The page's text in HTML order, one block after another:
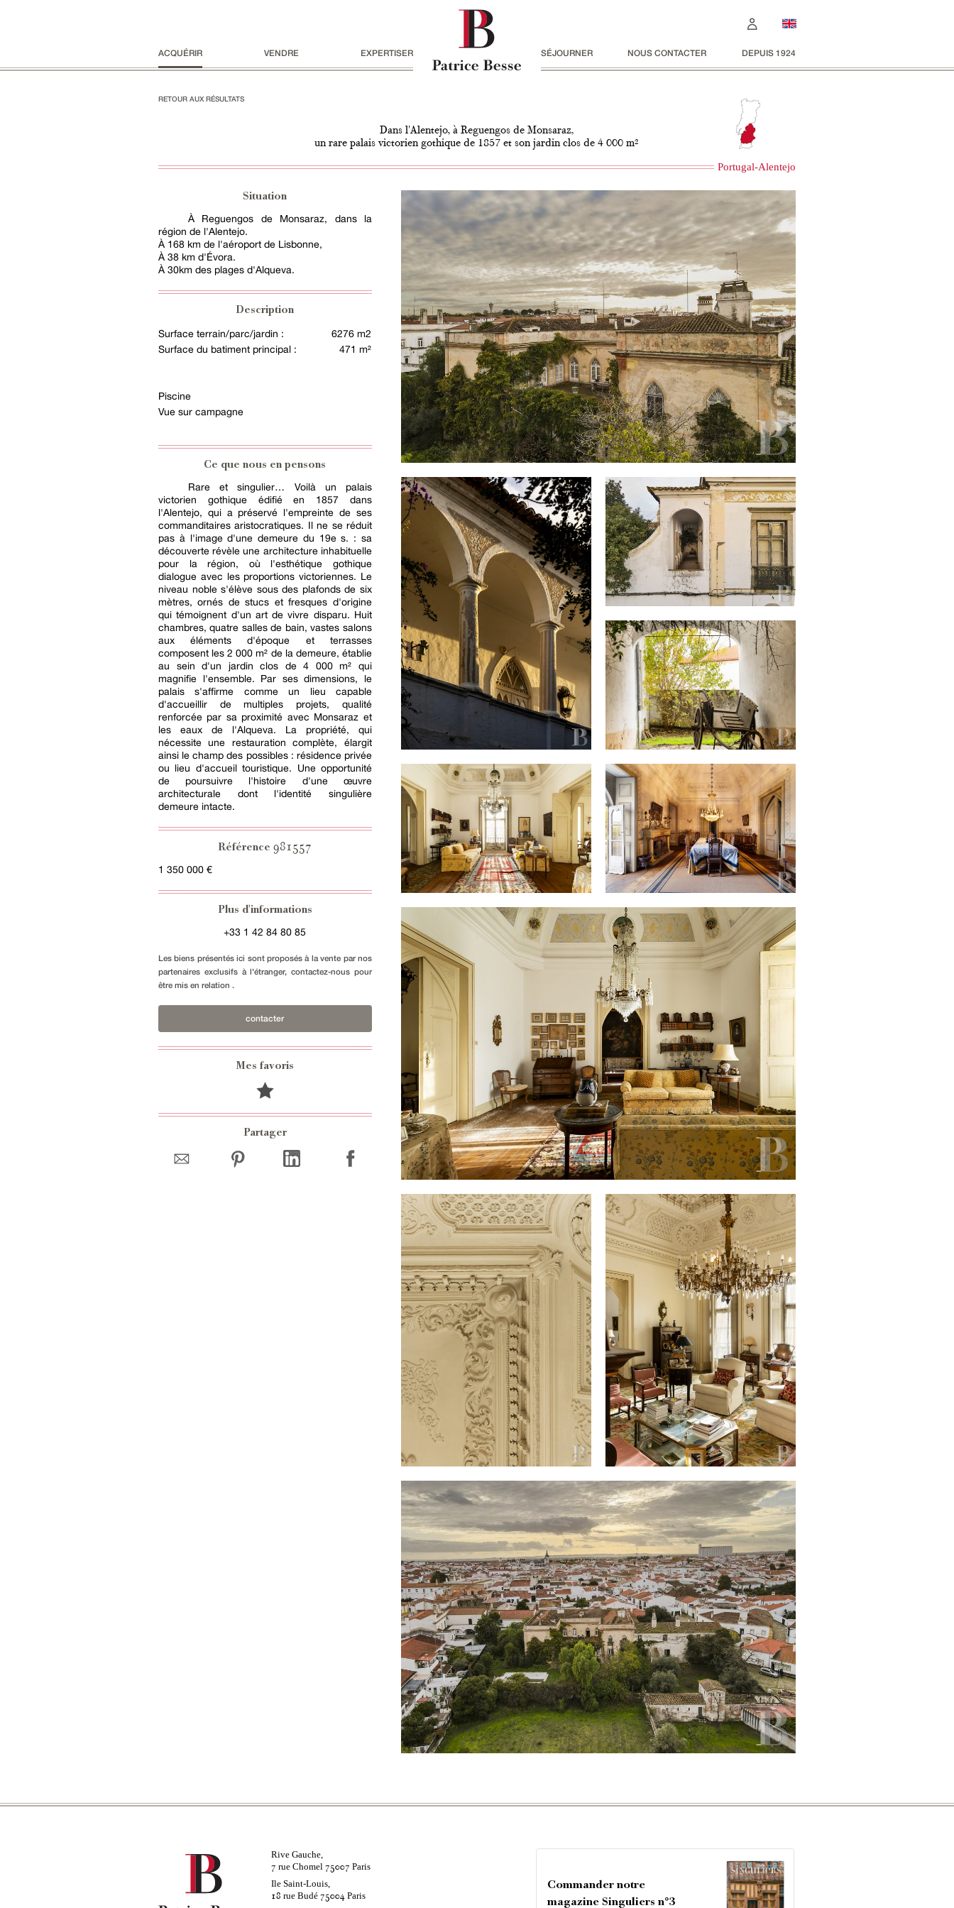
ACQUÉRIR VENDRE EXPERTISER SÉJOURNER NOUS CONTACTER DEPUIS 1924
RETOUR AUX RÉSULTATS
Dans l'Alentejo, à Reguengos de Monsaraz,
un rare palais victorien gothique de 1857 et son jardin clos de 4 000 m²
Portugal-Alentejo
Situation
À Reguengos de Monsaraz, dans la
région de l'Alentejo.
À 168 km de l'aéroport de Lisbonne,
À 38 km d'Évora.
À 30km des plages d'Alqueva.
Description
Surface terrain/parc/jardin :
6276 m2
Surface du batiment principal :
471 m²
Piscine
Vue sur campagne
Ce que nous en pensons
Rare et singulier… Voilà un palais
victorien gothique édifié en 1857 dans
l'Alentejo, qui a préservé l'empreinte de ses
commanditaires aristocratiques. Il ne se réduit
pas à l'image d'une demeure du 19e s. : sa
découverte révèle une architecture inhabituelle
pour la région, où l'esthétique gothique
dialogue avec les proportions victoriennes. Le
niveau noble s'élève sous des plafonds de six
mètres, ornés de stucs et fresques d'origine
qui témoignent d'un art de vivre disparu. Huit
chambres, quatre salles de bain, vastes salons
aux éléments d'époque et terrasses
composent les 2 000 m² de la demeure, établie
au sein d'un jardin clos de 4 000 m² qui
magnifie l'ensemble. Par ses dimensions, le
palais s'affirme comme un lieu capable
d'accueillir de multiples projets, qualité
renforcée par sa proximité avec Monsaraz et
les eaux de l'Alqueva. La propriété, qui
nécessite une restauration complète, élargit
ainsi le champ des possibles : résidence privée
ou lieu d'accueil touristique. Une opportunité
de poursuivre l'histoire d'une œuvre
architecturale dont l'identité singulière
demeure intacte.
Référence981557
1 350 000 €
Plus d'informations
+33 1 42 84 80 85
Les biens présentés ici sont proposés à la vente par nos
partenaires exclusifs à l'étranger, contactez-nous pour
être mis en relation .
contacter
Mes favoris
Partager
Rive Gauche,
7 rue Chomel 75007 Paris
Ile Saint-Louis,
18 rue Budé 75004Paris
Commander notre
magazine Singuliers n°3